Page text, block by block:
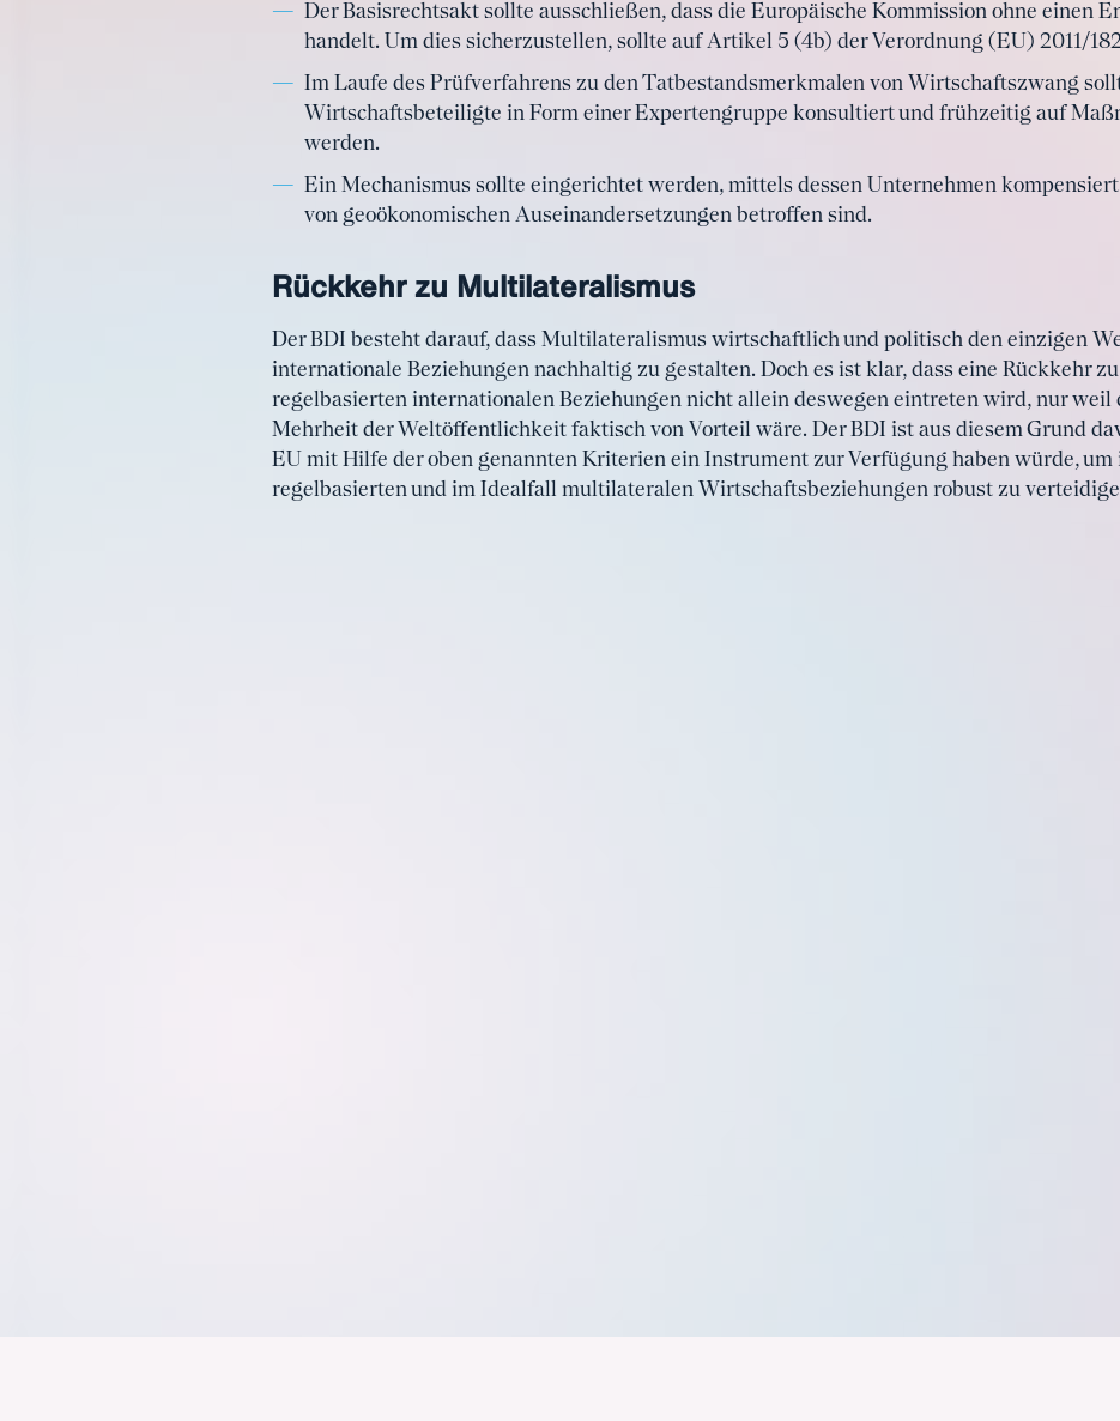
Der Basisrechtsakt sollte ausschließen, dass die Europäische Kommission ohne einen
handelt. Um dies sicherzustellen, sollte auf Artikel 5 (4b) der Verordnung (EU) 2011/
Im Laufe des Prüfverfahrens zu den Tatbestandsmerkmalen von Wirtschaftszwang
Wirtschaftsbeteiligte in Form einer Expertengruppe konsultiert und frühzeitig auf
werden.
Ein Mechanismus sollte eingerichtet werden, mittels dessen Unternehmen
von geoökonomischen Auseinandersetzungen betroffen sind.
Rückkehr zu Multilateralismus
Der BDI besteht darauf, dass Multilateralismus wirtschaftlich und politisch den einzigen
internationale Beziehungen nachhaltig zu gestalten. Doch es ist klar, dass eine Rückkehr
regelbasierten internationalen Beziehungen nicht allein deswegen eintreten wird, nur weil
Mehrheit der Weltöffentlichkeit faktisch von Vorteil wäre. Der BDI ist aus diesem Grund
EU mit Hilfe der oben genannten Kriterien ein Instrument zur Verfügung haben würde, um
regelbasierten und im Idealfall multilateralen Wirtschaftsbeziehungen robust zu